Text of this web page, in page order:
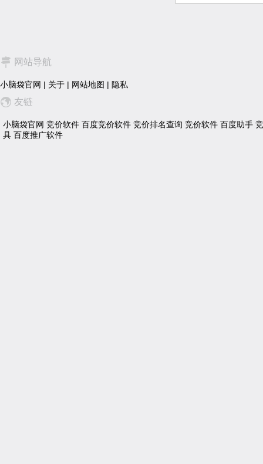
网站导航
小脑袋官网 | 关于 | 网站地图 | 隐私
友链
小脑袋官网 竞价软件 百度竞价软件 竞价排名查询 竞价软件 百度助手
具 百度推广软件